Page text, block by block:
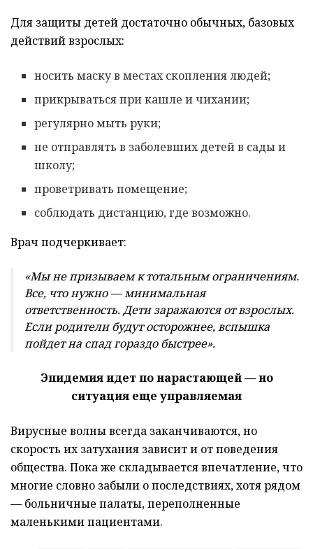
Для защиты детей достаточно обычных, базовых
действий взрослых:
носить маску в местах скопления людей;
прикрываться при кашле и чихании;
регулярно мыть руки;
не отправлять в заболевших детей в сады и
школу;
проветривать помещение;
соблюдать дистанцию, где возможно.
Врач подчеркивает:
«Мы не призываем к тотальным ограничениям.
Все, что нужно — минимальная
ответственность. Дети заражаются от взрослых.
Если родители будут осторожнее, вспышка
пойдет на спад гораздо быстрее».
Эпидемия идет по нарастающей — но
ситуация еще управляемая
Вирусные волны всегда заканчиваются, но
скорость их затухания зависит и от поведения
общества. Пока же складывается впечатление, что
многие словно забыли о последствиях, хотя рядом
— больничные палаты, переполненные
маленькими пациентами.